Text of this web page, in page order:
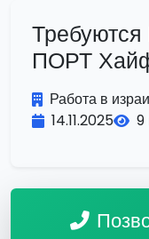
ПОРТ
Работа в
14.11.2025
9